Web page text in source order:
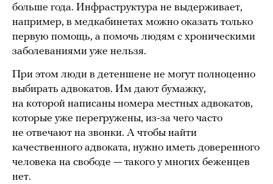
больше года. Инфраструктура не выдерживает,
например, в медкабинетах можно оказать только
первую помощь, а помочь людям с хроническими
заболеваниями уже нельзя.
При этом люди в детеншене не могут полноценно
выбирать адвокатов. Им дают бумажку,
на которой написаны номера местных адвокатов,
которые уже перегружены, из-за чего часто
не отвечают на звонки. А чтобы найти
качественного адвоката, нужно иметь доверенного
человека на свободе — такого у многих беженцев
нет.